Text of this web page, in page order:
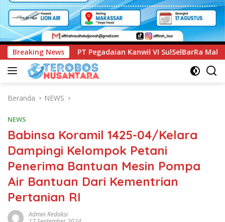
Breaking News
Kanwil VI SulSelBarRa Maluku Luncurkan Program PANDE
Beranda NEWS
NEWS
Babinsa Koramil 1425-04/Kelara
Dampingi Kelompok Petani
Penerima Bantuan Mesin Pompa
Air Bantuan Dari Kementrian
Pertanian RI
Admin Redaksi